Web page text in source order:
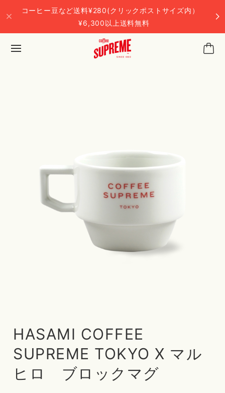
コーヒー豆など送料¥280(クリックポストサイズ内）
¥6,300以上送料無料
HASAMI COFFEE
SUPREME TOKYO X マル
ヒロ ブロックマグ